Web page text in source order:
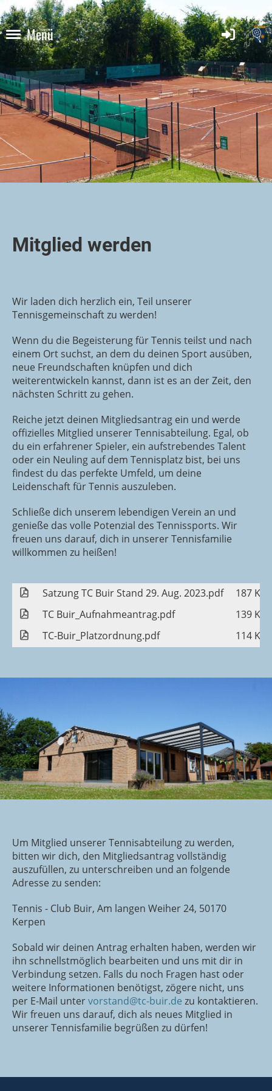
Menü
Mitglied werden
Wir laden dich herzlich ein, Teil unserer
Tennisgemeinschaft zu werden!
Wenn du die Begeisterung für Tennis teilst und nach
einem Ort suchst, an dem du deinen Sport ausüben,
neue Freundschaften knüpfen und dich
weiterentwickeln kannst, dann ist es an der Zeit, den
nächsten Schritt zu gehen.
Reiche jetzt deinen Mitgliedsantrag ein und werde
offizielles Mitglied unserer Tennisabteilung. Egal, ob
du ein erfahrener Spieler, ein aufstrebendes Talent
oder ein Neuling auf dem Tennisplatz bist, bei uns
findest du das perfekte Umfeld, um deine
Leidenschaft für Tennis auszuleben.
Schließe dich unserem lebendigen Verein an und
genieße das volle Potenzial des Tennissports. Wir
freuen uns darauf, dich in unserer Tennisfamilie
willkommen zu heißen!
Satzung TC Buir Stand 29. Aug. 2023.pdf
187 KB
TC Buir_Aufnahmeantrag.pdf
139 KB
TC-Buir_Platzordnung.pdf
114 KB
Um Mitglied unserer Tennisabteilung zu werden,
bitten wir dich, den Mitgliedsantrag vollständig
auszufüllen, zu unterschreiben und an folgende
Adresse zu senden:
Tennis - Club Buir, Am langen Weiher 24, 50170
Kerpen
Sobald wir deinen Antrag erhalten haben, werden wir
ihn schnellstmöglich bearbeiten und uns mit dir in
Verbindung setzen. Falls du noch Fragen hast oder
weitere Informationen benötigst, zögere nicht, uns
per E-Mail untervorstand@tc-buir.de zu kontaktieren.
Wir freuen uns darauf, dich als neues Mitglied in
unserer Tennisfamilie begrüßen zu dürfen!